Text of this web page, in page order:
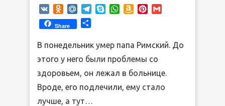
VK Odnoklassniki
Mail.RuTelegram
SkypeWhatsApp
AmazonPinterest
Share
В понедельник умер папа Римский. До
этого у него были проблемы со
здоровьем, он лежал в больнице.
Вроде, его подлечили, ему стало
лучше, а тут…